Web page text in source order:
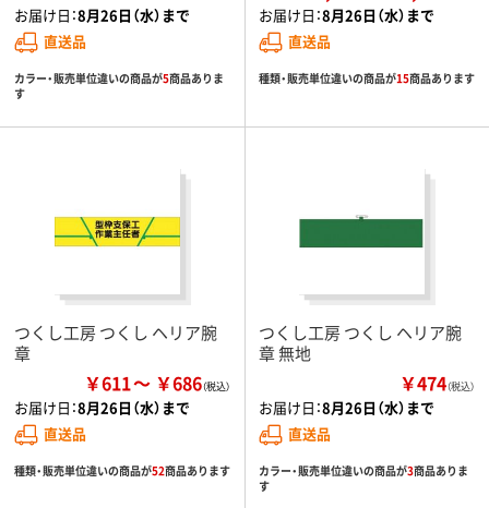
お届け日：8月26日（水）まで
直送品
カラー・販売単位違いの商品が5商品ありま
す
お届け日：8月26日（水）まで
直送品
種類・販売単位違いの商品が15商品あります
つくし工房 つくし ヘリア腕
章
￥611 ￥686
お届け日：8月26日（水）まで
直送品
種類・販売単位違いの商品が52商品あります
つくし工房 つくし ヘリア腕
章 無地
￥474（税込）
お届け日：8月26日（水）まで
直送品
カラー・販売単位違いの商品が3商品ありま
す